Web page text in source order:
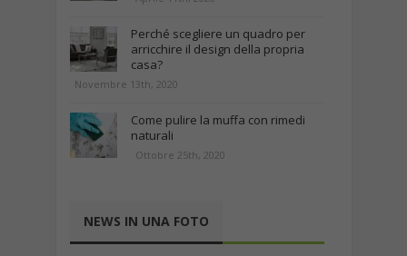
Perché scegliere un quadro per
arricchire il design della propria
casa?
Novembre 13th, 2020
Come pulire la muffa con rimedi
naturali
Ottobre 25th, 2020
NEWS IN UNA FOTO